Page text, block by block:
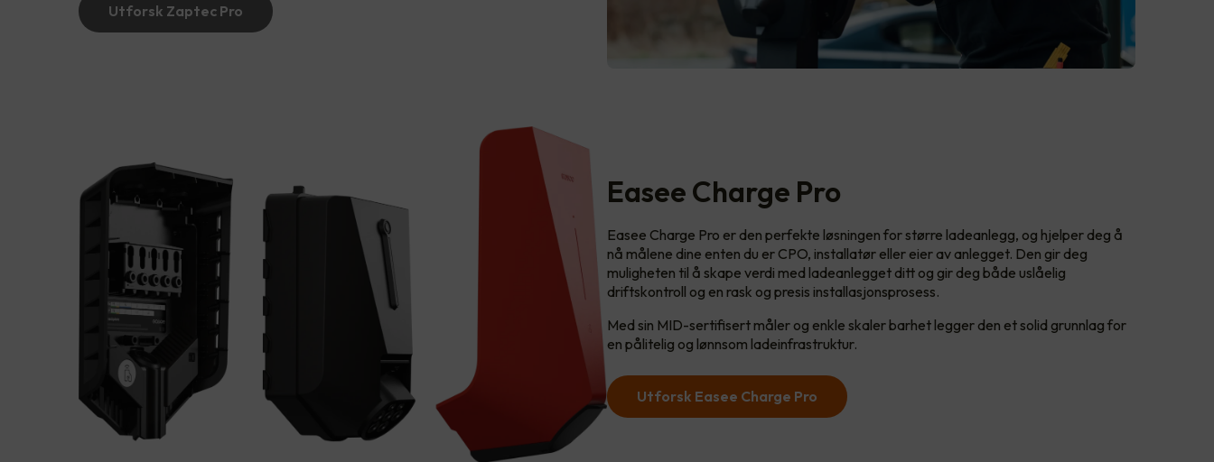
Utforsk Zaptec Pro
Easee Charge Pro
Easee Charge Pro er den perfekte løsningen for større ladeanlegg, og hjelper deg å
nå målene dine enten du er CPO, installatør eller eier av anlegget. Den gir deg
muligheten til å skape verdi med ladeanlegget ditt og gir deg både uslåelig
driftskontroll og en rask og presis installasjonsprosess.
Med sin MID-sertifisert måler og enkle skaler barhet legger den et solid grunnlag for
en pålitelig og lønnsom ladeinfrastruktur.
Utforsk Easee Charge Pro